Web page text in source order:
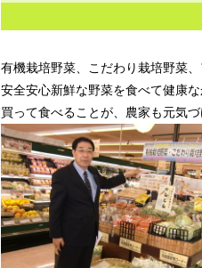
有機栽培野菜、こだわり栽培野菜
安全安心新鮮な野菜を食べて健康
買って食べることが、農家も元気